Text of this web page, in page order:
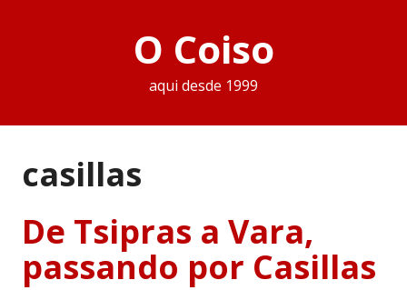
O Coiso
aqui desde 1999
casillas
De Tsipras a Vara,
passando por Casillas